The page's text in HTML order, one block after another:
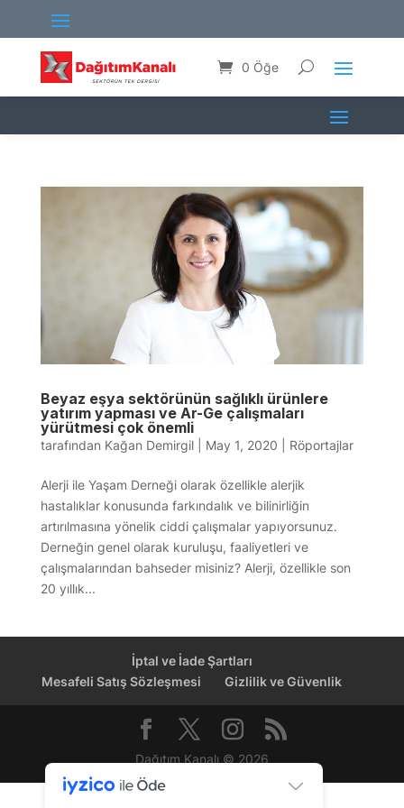
0 Öğe
Beyaz eşya sektörünün sağlıklı ürünlere
yatırım yapması ve Ar-Ge çalışmaları
yürütmesi çok önemli
tarafından Kağan Demirgil| May 1, 2020 Röportajlar
Alerji ile Yaşam Derneği olarak özellikle alerjik
hastalıklar konusunda farkındalık ve bilinirliğin
artırılmasına yönelik ciddi çalışmalar yapıyorsunuz.
Derneğin genel olarak kuruluşu, faaliyetleri ve
çalışmalarından bahseder misiniz? Alerji, özellikle son
20 yıllık...
İptal ve İade Şartları
Mesafeli Satış Sözleşmesi
Gizlilik ve Güvenlik
Dağıtım Kanalı © 2026